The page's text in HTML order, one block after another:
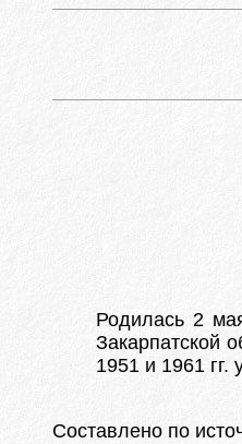
Родилась 2
Закарпатской
1951 и 1961
Составлено по